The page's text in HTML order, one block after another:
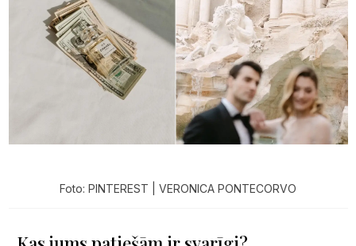
Foto: PINTEREST | VERONICA PONTECORVO